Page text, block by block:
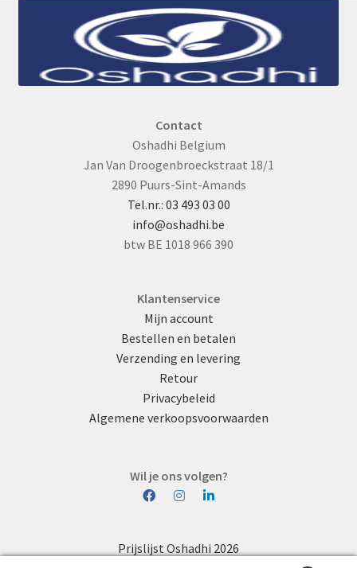
Contact
Oshadhi Belgium
Jan Van Droogenbroeckstraat 18/1
2890 Puurs-Sint-Amands
Tel.nr.: 03 493 03 00
info@oshadhi.be
btw BE 1018 966 390
Klantenservice
Mijn account
Bestellen en betalen
Verzending en levering
Retour
Privacybeleid
Algemene verkoopsvoorwaarden
Wil je ons volgen?
Prijslijst Oshadhi 2026